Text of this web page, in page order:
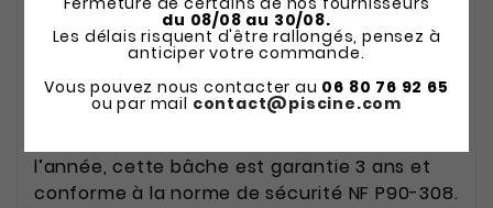
système d’enroulement à gauche, chaque
bâche est livrée complète avec pitons,
cliquets et manivelle. Elle convient
parfaitement aux bassins de taille inférieure
ou égale aux dimensions indiquées pour
l’année, cette bâche est garantie 3 ans et
conforme à la norme de sécurité NF P90-308.
du 08/08 au 30/08.
Les délais risquent d'être rallongés, pensez à
anticiper votre commande.
Vous pouvez nous contacter au 06 80 76 92 65
ou par mail contact@piscine.com